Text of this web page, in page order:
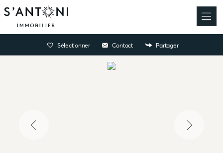
Sélectionner Contact Partager